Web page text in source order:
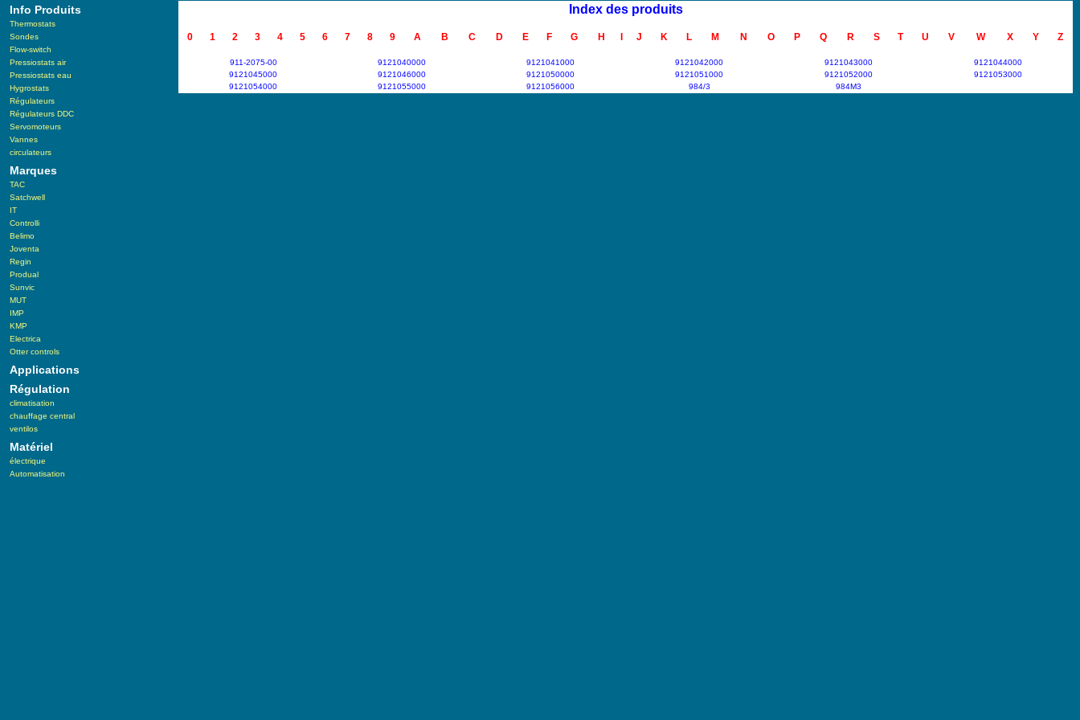
Info Produits
Thermostats
Sondes
Flow-switch
Pressiostats air
Pressiostats eau
Hygrostats
Régulateurs
Régulateurs DDC
Servomoteurs
Vannes
circulateurs
Marques
TAC
Satchwell
IT
Controlli
Belimo
Joventa
Regin
Produal
Sunvic
MUT
IMP
KMP
Electrica
Otter controls
Applications
Régulation
climatisation
chauffage central
ventilos
Matériel
électrique
Automatisation
Index des produits
0 1 2 3 4 5 6 7 8 9 A B C D E F G H J K L M N O P Q R S T U V W X Y Z
911-2075-00 9121040000 9121041000 9121042000 9121043000
9121044000
9121045000
9121046000 9121050000 9121051000 9121052000
9121053000
9121054000
9121055000 9121056000 984/3 984M3